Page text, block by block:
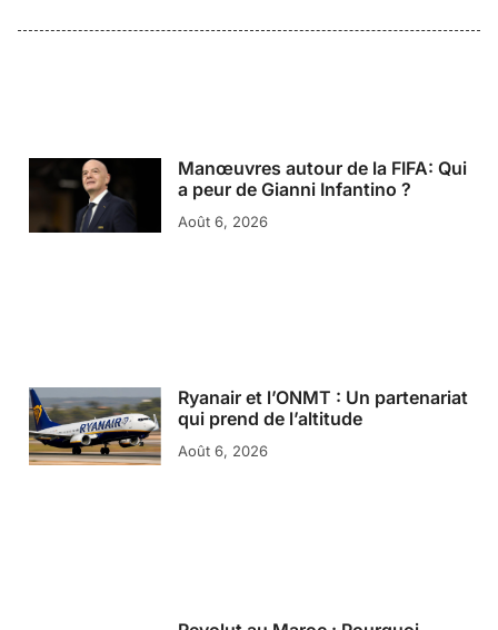
Manœuvres autour de la FIFA: Qui
a peur de Gianni Infantino ?
Août 6, 2026
Ryanair et l’ONMT : Un partenariat
qui prend de l’altitude
Août 6, 2026